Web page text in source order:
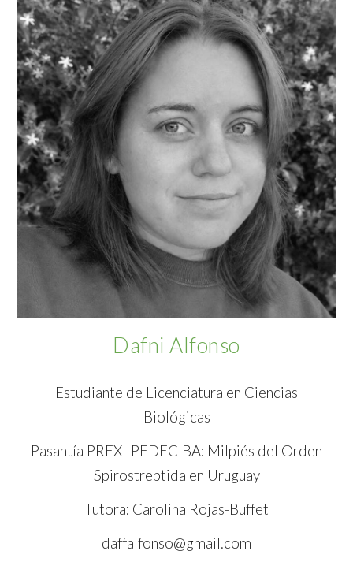
Dafni Alfonso
Estudiante de Licenciatura en Ciencias
Biológicas
Pasantía PREXI-PEDECIBA: Milpiés del Orden
Spirostreptida en Uruguay
Tutora: Carolina Rojas-Buffet
daffalfonso@gmail.com